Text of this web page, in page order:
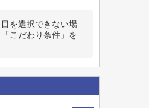
を選択できない場
こだわり条件」を